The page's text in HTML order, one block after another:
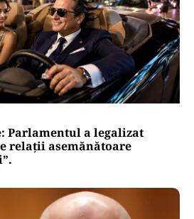
Parlamentul a legalizat
relații asemănătoare